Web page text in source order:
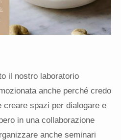
il nostro laboratorio
anche perché credo
creare spazi per dialogare e
in una collaborazione
anche seminari